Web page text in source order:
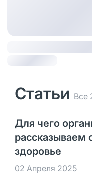
Статьи Все
Для чего
рассказываем
здоровье
02 Апреля 2025